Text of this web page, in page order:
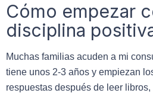
Cómo empezar
disciplina
Muchas familias acuden a mi
tiene unos 2-3 años y empiezan
respuestas después de leer